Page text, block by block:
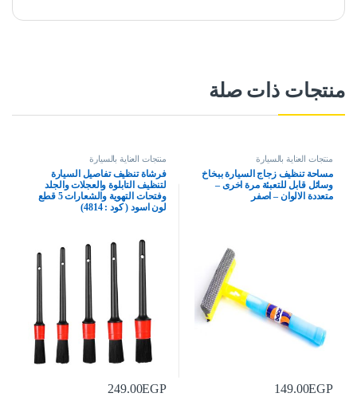
منتجات ذات صلة
منتجات العناية بالسيارة
مساحة تنظيف زجاج السيارة ببخاخ
وسائل قابل للتعبئة مرة اخرى –
متعددة الالوان – اصفر
149.00EGP
منتجات العناية بالسيارة
فرشاة تنظيف تفاصيل السيارة
لتنظيف التابلوة والعجلات والجلد
وفتحات التهوية والشعارات 5 قطع
لون اسود ( كود : 4814)
249.00EGP